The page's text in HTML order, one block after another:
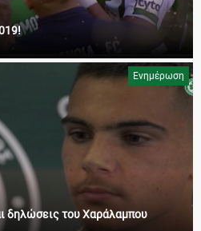
Ενημέρωση
δηλώσεις του Χαράλαμπου